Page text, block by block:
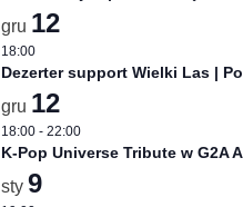
gru 12
18:00
Dezerter support Wielki Las |
gru 12
18:00- 22:00
K-Pop Universe Tribute w G2A
sty 9